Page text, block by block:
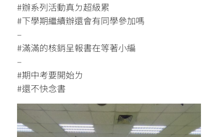
#辦系列活動真ㄉ超級累
#下學期繼續辦還會有同學參加嗎
–
#滿滿的核銷呈報書在等著小編
–
#期中考要開始ㄌ
#還不快念書